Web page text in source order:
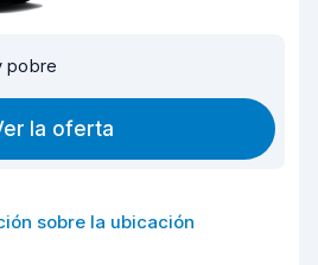
pobre
la oferta
sobre la ubicación